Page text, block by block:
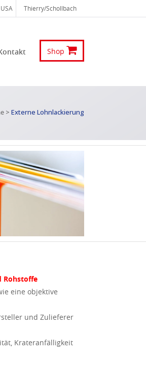
Thierry/Schollbach
Shop
> Externe Lohnlackierung
Rohstoffe
eine objektive
und Zulieferer
Krateranfälligkeit